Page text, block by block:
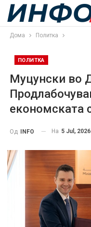
Дома Политка
ПОЛИТКА
Муцунски во
економската
Од INFO На 5 Jul,